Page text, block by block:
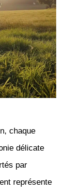
chaque
délicate
par
représente